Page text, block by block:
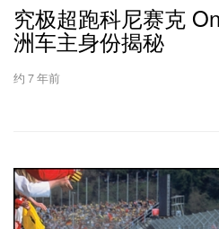
究极超跑科尼赛克
洲车主身份揭秘
约 7 年前